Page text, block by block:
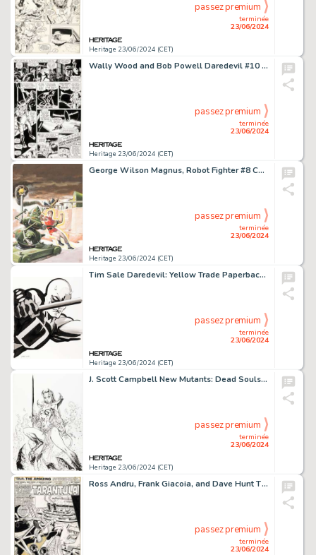
Heritage 23/06/2024 (CET)
terminée
23/06/2024
passez premium
Wally Wood and Bob Powell Daredevil #10 Story Page 3 Original Art (Marvel, 1965).
Heritage 23/06/2024 (CET)
terminée
23/06/2024
passez premium
George Wilson Magnus, Robot Fighter #8 Cover Painting Original Art (Gold Key, 1964).
Heritage 23/06/2024 (CET)
terminée
23/06/2024
passez premium
Tim Sale Daredevil: Yellow Trade Paperback Cover Original Art (Marvel, 2008).
Heritage 23/06/2024 (CET)
terminée
23/06/2024
passez premium
J. Scott Campbell New Mutants: Dead Souls #1 Magik Variant Cover Original Art (Marvel, 2018).
Heritage 23/06/2024 (CET)
terminée
23/06/2024
passez premium
Ross Andru, Frank Giacoia, and Dave Hunt The Amazing Spider-Man #134 Splash Page 1 Original Art (Marvel, 1974).
terminée
23/06/2024
passez premium